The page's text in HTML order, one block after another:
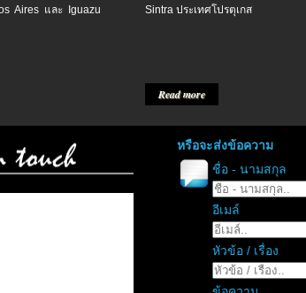
Aires และ Iguazu
Sintra ประเทศโปรตุเกส
Read more
หรือจะส่งข้อความ
ชื่อ - นามสกุล
อีเมล์
หัวข้อ / เรื่อง